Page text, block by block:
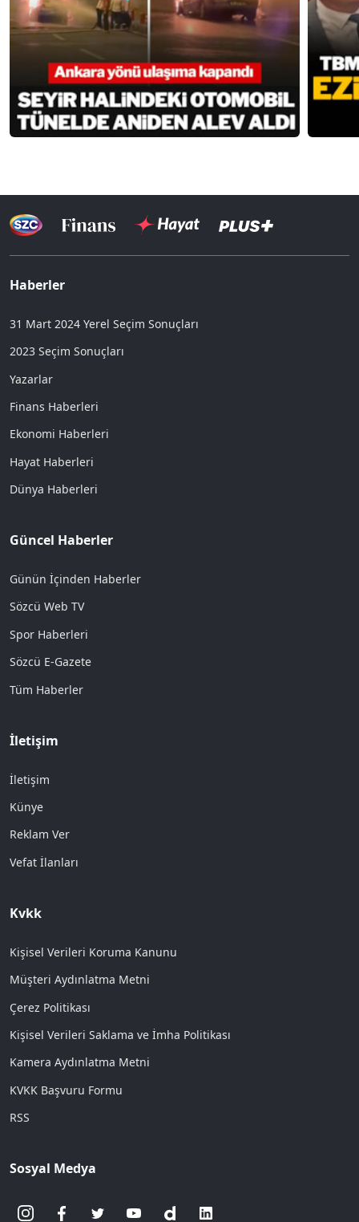
Haberler
31 Mart 2024 Yerel Seçim Sonuçları
2023 Seçim Sonuçları
Yazarlar
Finans Haberleri
Ekonomi Haberleri
Hayat Haberleri
Dünya Haberleri
Güncel Haberler
Günün İçinden Haberler
Sözcü Web TV
Spor Haberleri
Sözcü E-Gazete
Tüm Haberler
İletişim
İletişim
Künye
Reklam Ver
Vefat İlanları
Kvkk
Kişisel Verileri Koruma Kanunu
Müşteri Aydınlatma Metni
Çerez Politikası
Kişisel Verileri Saklama ve İmha Politikası
Kamera Aydınlatma Metni
KVKK Başvuru Formu
RSS
Sosyal Medya